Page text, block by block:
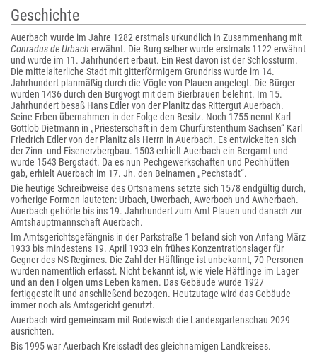
Geschichte
Auerbach wurde im Jahre 1282 erstmals urkundlich in Zusammenhang mit
Conradus de Urbach erwähnt. Die Burg selber wurde erstmals 1122 erwähnt
und wurde im 11. Jahrhundert erbaut. Ein Rest davon ist der Schlossturm.
Die mittelalterliche Stadt mit gitterförmigem Grundriss wurde im 14.
Jahrhundert planmäßig durch die Vögte von Plauen angelegt. Die Bürger
wurden 1436 durch den Burgvogt mit dem Bierbrauen belehnt. Im 15.
Jahrhundert besaß Hans Edler von der Planitz das Rittergut Auerbach.
Seine Erben übernahmen in der Folge den Besitz. Noch 1755 nennt Karl
Gottlob Dietmann in „Priesterschaft in dem Churfürstenthum Sachsen“ Karl
Friedrich Edler von der Planitz als Herrn in Auerbach. Es entwickelten sich
der Zinn- und Eisenerzbergbau. 1503 erhielt Auerbach ein Bergamt und
wurde 1543 Bergstadt. Da es nun Pechgewerkschaften und Pechhütten
gab, erhielt Auerbach im 17. Jh. den Beinamen „Pechstadt“.
Die heutige Schreibweise des Ortsnamens setzte sich 1578 endgültig durch,
vorherige Formen lauteten: Urbach, Uwerbach, Awerboch und Awherbach.
Auerbach gehörte bis ins 19. Jahrhundert zum Amt Plauen und danach zur
Amtshauptmannschaft Auerbach.
Im Amtsgerichtsgefängnis in der Parkstraße 1 befand sich von Anfang März
1933 bis mindestens 19. April 1933 ein frühes Konzentrationslager für
Gegner des NS-Regimes. Die Zahl der Häftlinge ist unbekannt, 70 Personen
wurden namentlich erfasst. Nicht bekannt ist, wie viele Häftlinge im Lager
und an den Folgen ums Leben kamen. Das Gebäude wurde 1927
fertiggestellt und anschließend bezogen. Heutzutage wird das Gebäude
immer noch als Amtsgericht genutzt.
Auerbach wird gemeinsam mit Rodewisch die Landesgartenschau 2029
ausrichten.
Bis 1995 war Auerbach Kreisstadt des gleichnamigen Landkreises.